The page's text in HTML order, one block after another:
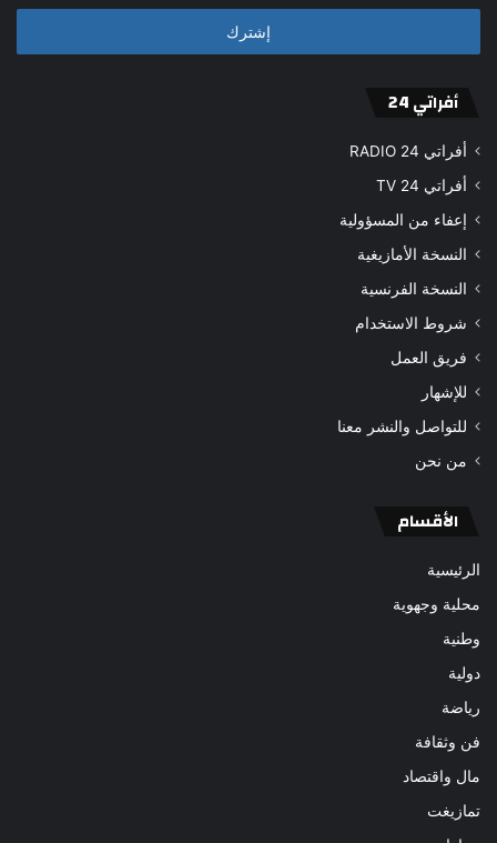
الإلكتروني
أفراتي 24
أفراتي 24 RADIO
أفراتي 24 TV
إعفاء من المسؤولية
النسخة الأمازيغية
النسخة الفرنسية
شروط الاستخدام
فريق العمل
للإشهار
للتواصل والنشر معنا
من نحن
الأقسام
الرئيسية
محلية وجهوية
وطنية
دولية
رياضة
فن وثقافة
مال واقتصاد
تمازيغت